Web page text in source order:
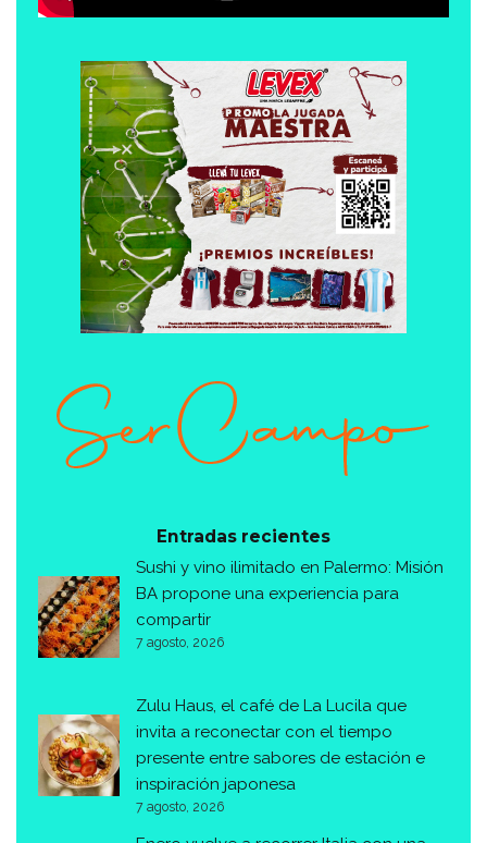
Entradas recientes
Sushi y vino ilimitado en Palermo: Misión
BA propone una experiencia para
compartir
7 agosto, 2026
Zulu Haus, el café de La Lucila que
invita a reconectar con el tiempo
presente entre sabores de estación e
inspiración japonesa
7 agosto, 2026